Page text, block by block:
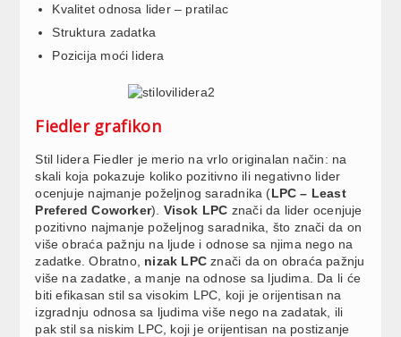
Kvalitet odnosa lider – pratilac
Struktura zadatka
Pozicija moći lidera
Fiedler grafikon
Stil lidera Fiedler je merio na vrlo originalan način: na
skali koja pokazuje koliko pozitivno ili negativno lider
ocenjuje najmanje poželjnog saradnika (LPC – Least
Prefered Coworker). Visok LPC znači da lider ocenjuje
pozitivno najmanje poželjnog saradnika, što znači da on
više obraća pažnju na ljude i odnose sa njima nego na
zadatke. Obratno, nizak LPC znači da on obraća pažnju
više na zadatke, a manje na odnose sa ljudima. Da li će
biti efikasan stil sa visokim LPC, koji je orijentisan na
izgradnju odnosa sa ljudima više nego na zadatak, ili
pak stil sa niskim LPC, koji je orijentisan na postizanje